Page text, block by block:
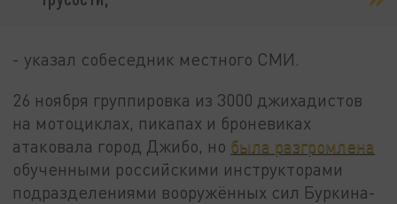
- указал собеседник местного СМИ.
26 ноября группировка из 3000 джихадистов
на мотоциклах, пикапах и броневиках
атаковала город Джибо, но была разгромлена
обученными российскими инструкторами
подразделениями вооружённых сил Буркина-